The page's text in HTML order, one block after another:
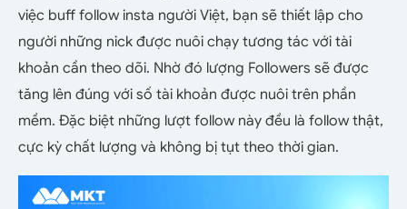
việc buff follow insta người Việt, bạn sẽ thiết lập cho
người những nick được nuôi chạy tương tác với tài
khoản cần theo dõi. Nhờ đó lượng Followers sẽ được
tăng lên đúng với số tài khoản được nuôi trên phần
mềm. Đặc biệt những lượt follow này đều là follow thật,
cực kỳ chất lượng và không bị tụt theo thời gian.